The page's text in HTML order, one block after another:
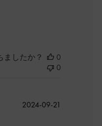
ましたか？
0
0
2024-09-21